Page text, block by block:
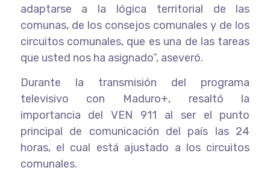
adaptarse a la lógica territorial de las
comunas, de los consejos comunales y de los
circuitos comunales, que es una de las tareas
que usted nos ha asignado”, aseveró.
Durante la transmisión del programa
televisivo con Maduro+, resaltó la
importancia del VEN 911 al ser el punto
principal de comunicación del país las 24
horas, el cual está ajustado a los circuitos
comunales.